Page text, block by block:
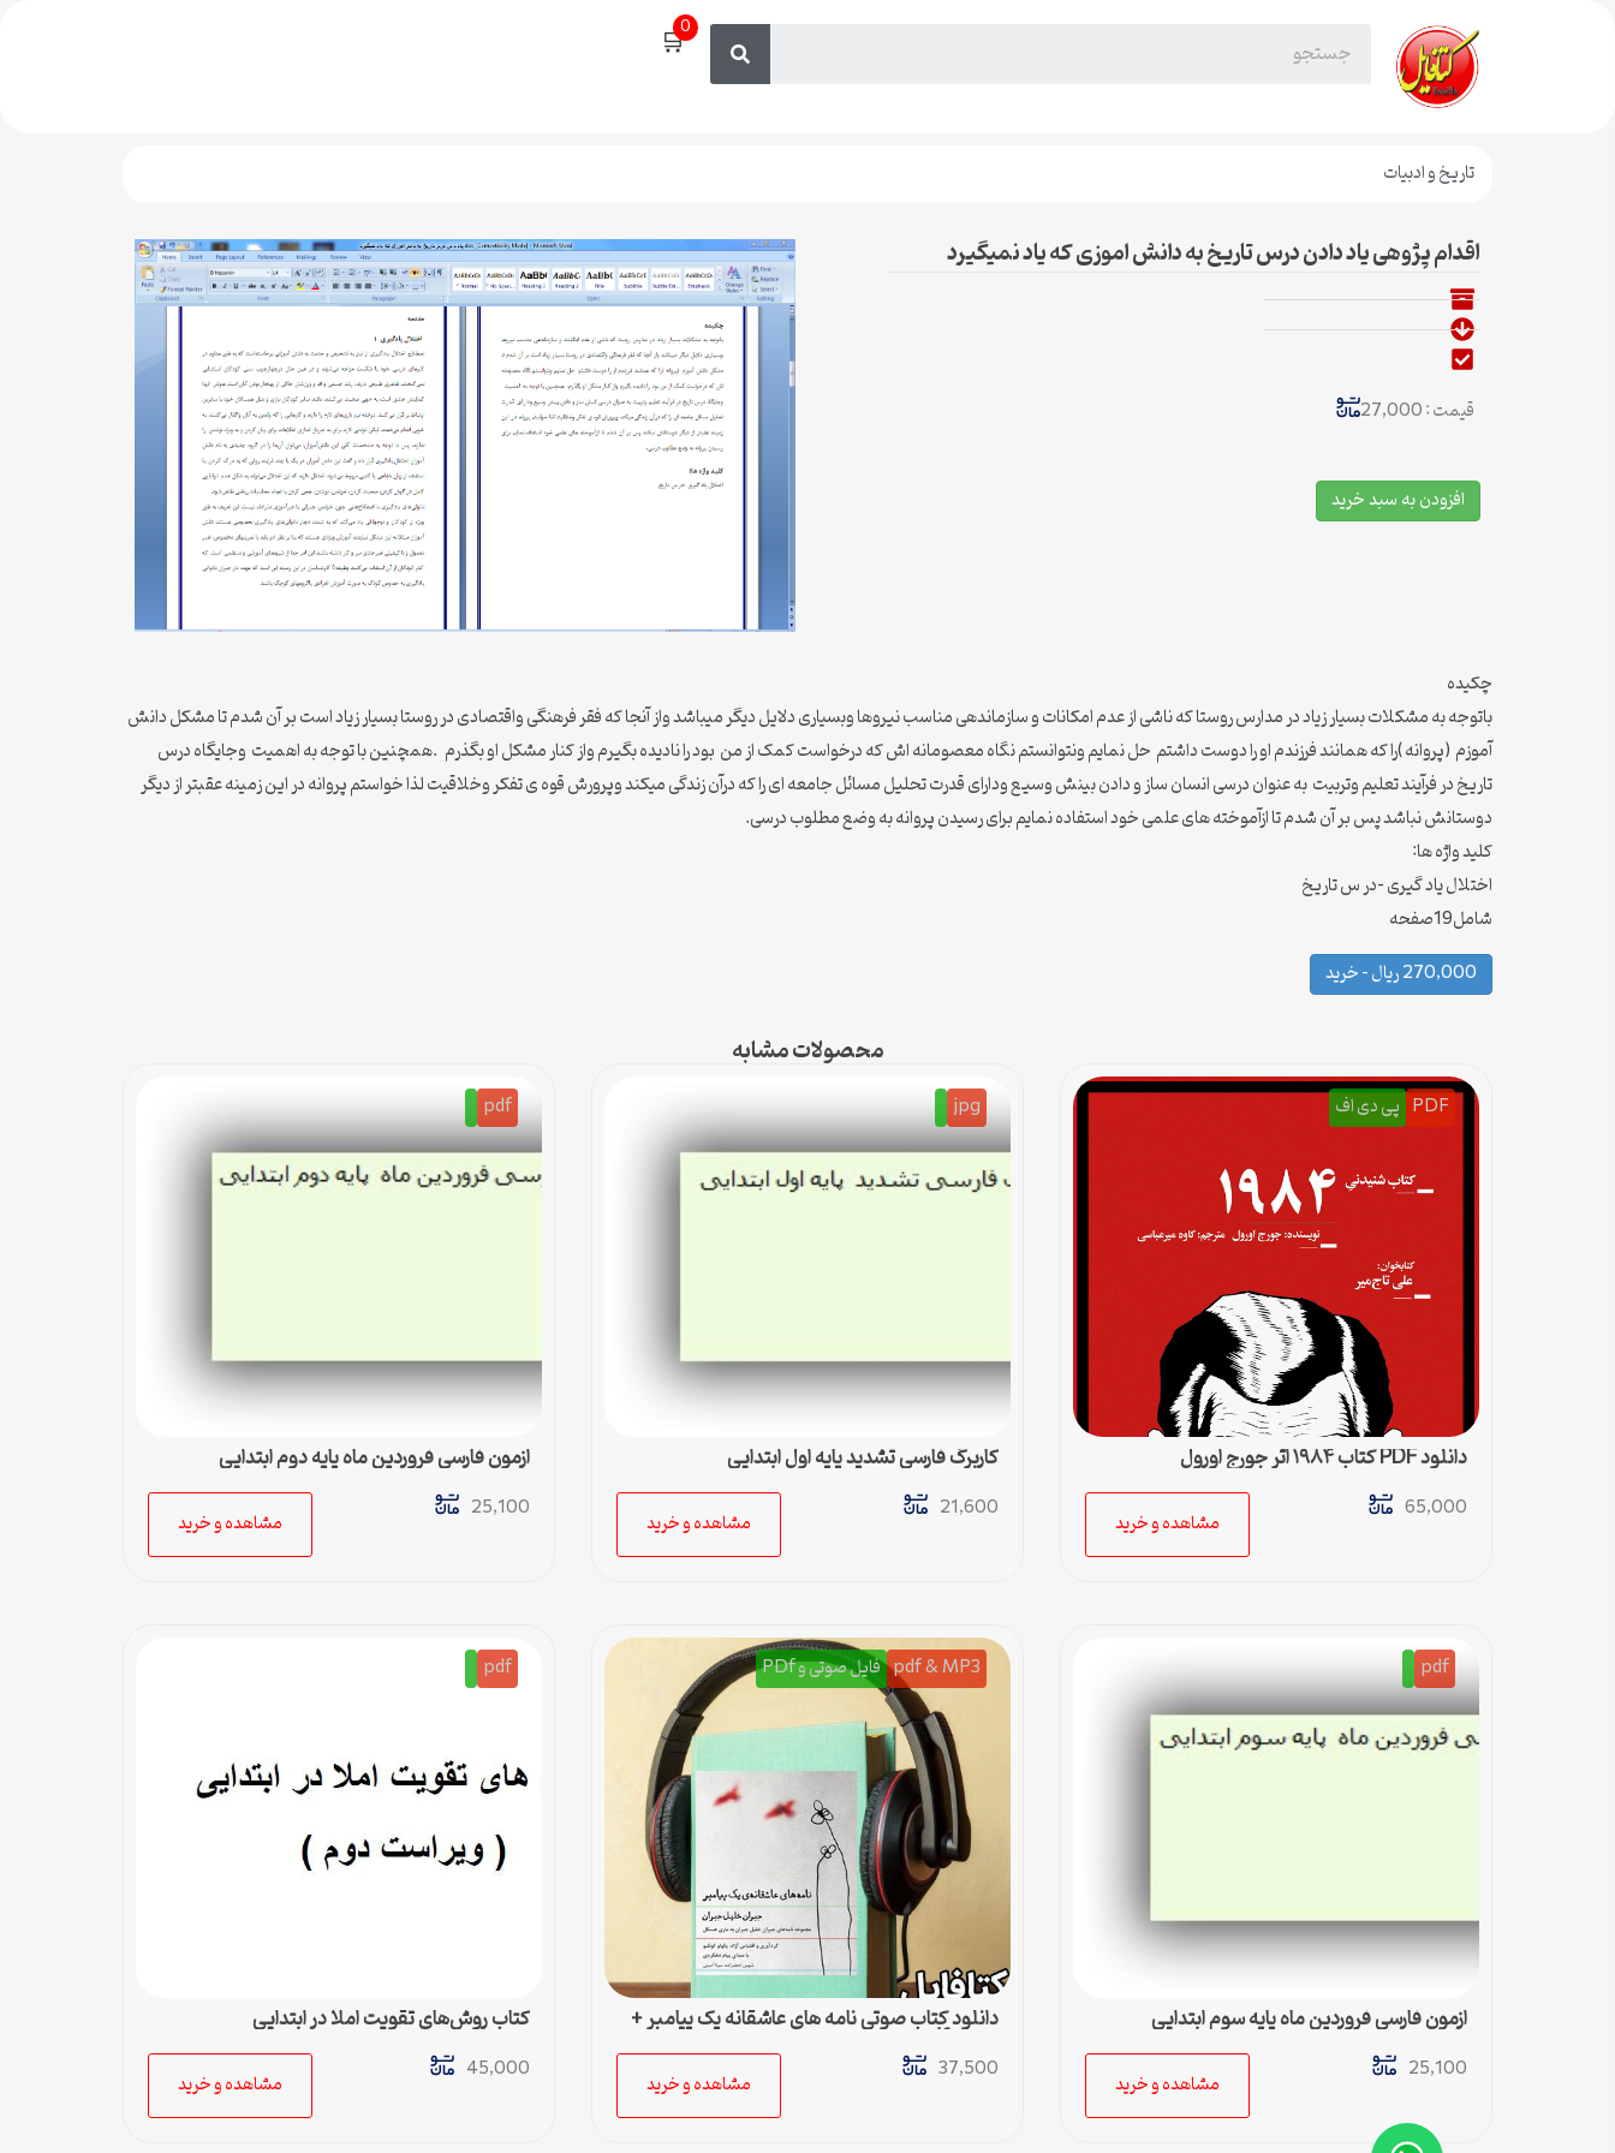
🛒0
تاریخ و ادبیات
اقدام پژوهی یاد دادن درس تاریخ به دانش اموزی که یاد نمیگیرد
قیمت : 27,000
افزودن به سبد خرید
چکیده
باتوجه به مشکلات بسیار زیاد در مدارس روستا که ناشی از عدم امکانات و سازماندهی مناسب نیروها وبسیاری دلایل دیگر میباشد واز آنجا که فقر فرهنگی واقتصادی در روستا بسیار زیاد است بر آن شدم تا مشکل دانش
آموزم (پروانه )را که همانند فرزندم او را دوست داشتم حل نمایم ونتوانستم نگاه معصومانه اش که درخواست کمک از من بود را نادیده بگیرم واز کنار مشکل او بگذرم .همچنین با توجه به اهمیت وجایگاه درس
تاریخ در فرآیند تعلیم وتربیت به عنوان درسی انسان ساز و دادن بینش وسیع ودارای قدرت تحلیل مسائل جامعه ای را که درآن زندگی میکند وپرورش قوه ی تفکر وخلاقیت لذا خواستم پروانه در این زمینه عقبتر از دیگر
دوستانش نباشد پس بر آن شدم تا ازآموخته های علمی خود استفاده نمایم برای رسیدن پروانه به وضع مطلوب درسی.
کلید واژه ها:
اختلال یاد گیری -در س تاریخ
شامل19صفحه
270,000 ریال – خرید
محصولات مشابه
PDF پی دی اف
دانلود PDF کتاب ۱۹۸۴ اثر جورج اورول
65,000
مشاهده و خرید
jpg
کاربرگ فارسی تشدید پایه اول ابتدایی
21,600
مشاهده و خرید
pdf
ازمون فارسی فروردین ماه پایه دوم ابتدایی
25,100
مشاهده و خرید
pdf
ازمون فارسی فروردین ماه پایه سوم ابتدایی
25,100
مشاهده و خرید
pdf & MP3 فایل صوتی و PDf
دانلود کتاب صوتی نامه های عاشقانه یک پیامبر +
نسخه pdf
37,500
مشاهده و خرید
pdf
کتاب روش‌های تقویت املا در ابتدایی
45,000
مشاهده و خرید